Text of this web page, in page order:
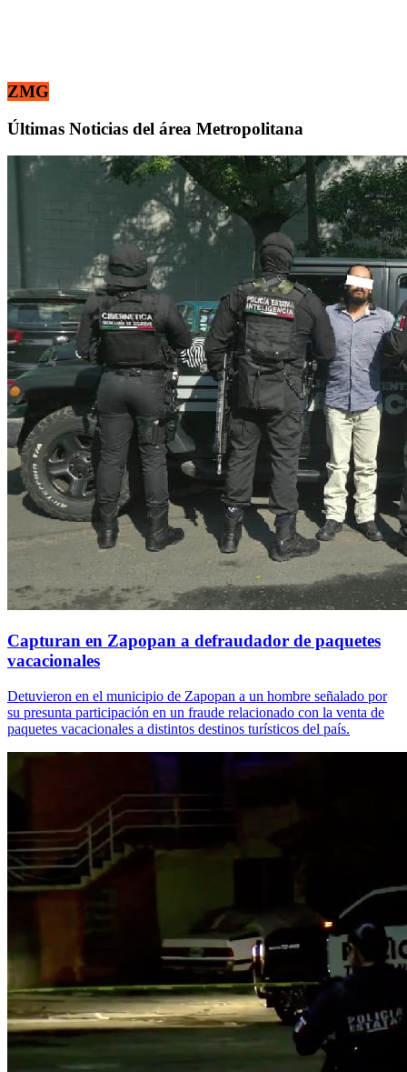
ZMG
Últimas Noticias del área Metropolitana
Capturan en Zapopan a defraudador de paquetes
vacacionales
Detuvieron en el municipio de Zapopan a un hombre señalado por
su presunta participación en un fraude relacionado con la venta de
paquetes vacacionales a distintos destinos turísticos del país.